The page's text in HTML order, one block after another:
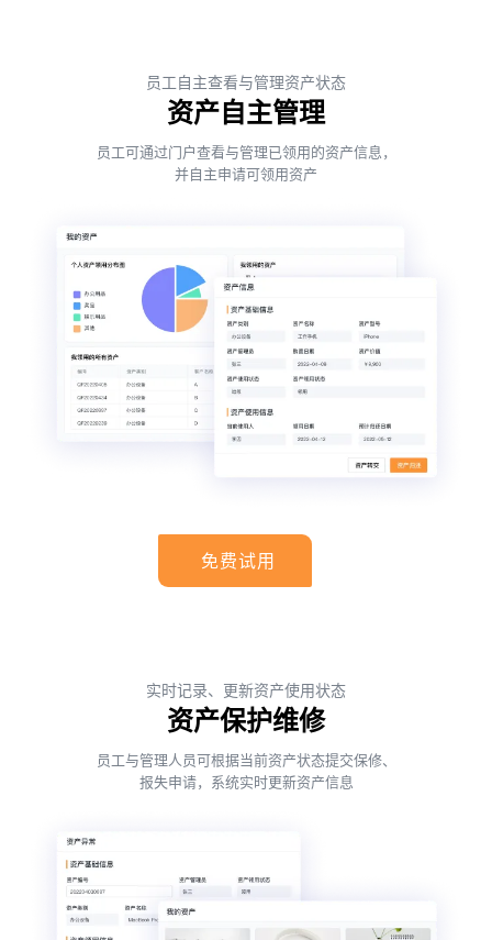
员工自主查看与管理资产状态
资产自主管理
员工可通过门户查看与管理已领用的资产信息，
并自主申请可领用资产
免费试用
实时记录、更新资产使用状态
资产保护维修
员工与管理人员可根据当前资产状态提交保修、
报失申请，系统实时更新资产信息